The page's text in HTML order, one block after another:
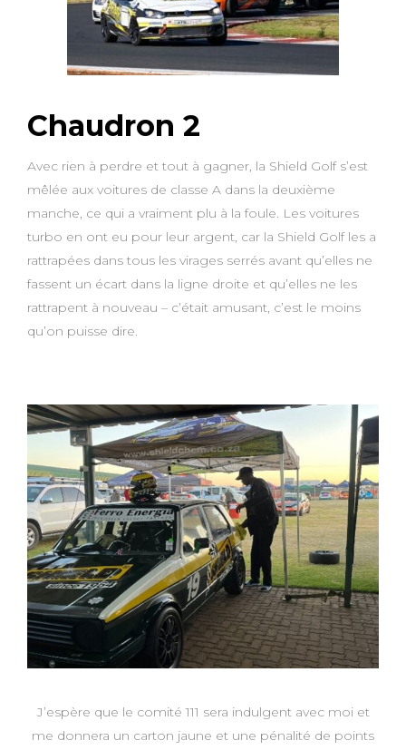
Chaudron 2
Avec rien à perdre et tout à gagner, la Shield Golf s’est
mêlée aux voitures de classe A dans la deuxième
manche, ce qui a vraiment plu à la foule. Les voitures
turbo en ont eu pour leur argent, car la Shield Golf les a
rattrapées dans tous les virages serrés avant qu’elles ne
fassent un écart dans la ligne droite et qu’elles ne les
rattrapent à nouveau – c’était amusant, c’est le moins
qu’on puisse dire.
J’espère que le comité 111 sera indulgent avec moi et
me donnera un carton jaune et une pénalité de points